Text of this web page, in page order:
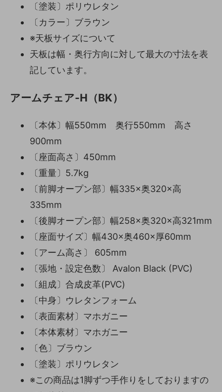
〔塗装〕ポリウレタン
〔カラー〕ブラウン
※天板サイズについて
天板は幅・奥行方向に対して最大の寸法を表
記しています。
アームチェア-H（BK）
〔本体〕幅550mm 奥行550mm 高さ
900mm
〔座面高さ〕450mm
〔重量〕5.7kg
〔前脚オープン部〕幅335×奥320×高
335mm
〔後脚オープン部〕幅258×奥320×高321mm
〔座面サイズ〕幅430×奥460×厚60mm
〔アーム高さ〕 605mm
〔張地・設定色数〕 Avalon Black (PVC)
〔組成〕合成皮革(PVC)
〔中身〕ウレタンフォーム
〔表面素材〕マホガニー
〔本体素材〕マホガニー
〔色〕ブラウン
〔塗装〕ポリウレタン
※この商品は1脚ずつ手作りをしておりますの